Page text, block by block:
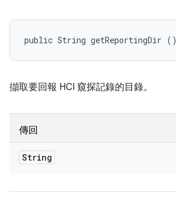
public String getReportingDir ()
擷取要回報 HCI 窺探記錄的目錄。
傳回
String